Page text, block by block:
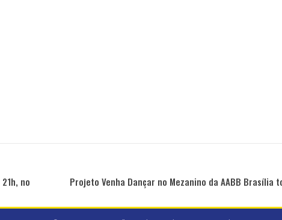
no
Projeto Venha Dançar no Mezanino da AABB Brasília